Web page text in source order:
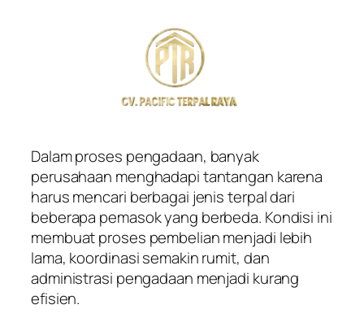
Dalam proses pengadaan, banyak
perusahaan menghadapi tantangan karena
harus mencari berbagai jenis terpal dari
beberapa pemasok yang berbeda. Kondisi ini
membuat proses pembelian menjadi lebih
lama, koordinasi semakin rumit, dan
administrasi pengadaan menjadi kurang
efisien.